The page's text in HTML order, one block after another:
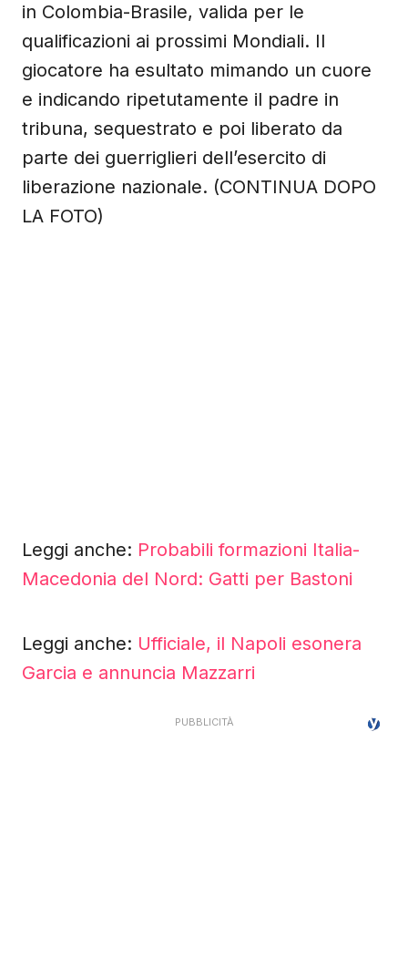
in Colombia-Brasile, valida per le
qualificazioni ai prossimi Mondiali. Il
giocatore ha esultato mimando un cuore
e indicando ripetutamente il padre in
tribuna, sequestrato e poi liberato da
parte dei guerriglieri dell’esercito di
liberazione nazionale. (CONTINUA DOPO
LA FOTO)
Leggi anche: Probabili formazioni Italia-
Macedonia del Nord: Gatti per Bastoni
Leggi anche: Ufficiale, il Napoli esonera
Garcia e annuncia Mazzarri